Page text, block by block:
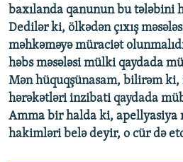
baxılanda qanunun bu tələbini
Dedilər ki, ölkədən çıxış
məhkəməyə müraciət
həbs məsələsi mülki qaydada
Mən hüquqşünasam, bilirəm ki,
hərəkətləri inzibati qaydada
Amma bir halda ki, apellyasiya
hakimləri belə deyir, o cür də